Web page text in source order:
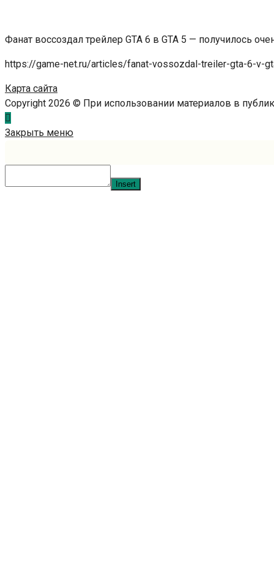
Фанат воссоздал трейлер GTA 6 в GTA 5 — получилось
https://game-net.ru/articles/fanat-vossozdal-treiler-gta-6-v-
Карта сайта
Copyright 2026 © При использовании материалов в
Закрыть меню
Insert